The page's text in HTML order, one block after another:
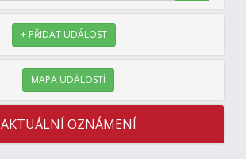
+ PŘIDAT UDÁLOST
MAPA UDÁLOSTÍ
AKTUÁLNÍ OZNÁMENÍ